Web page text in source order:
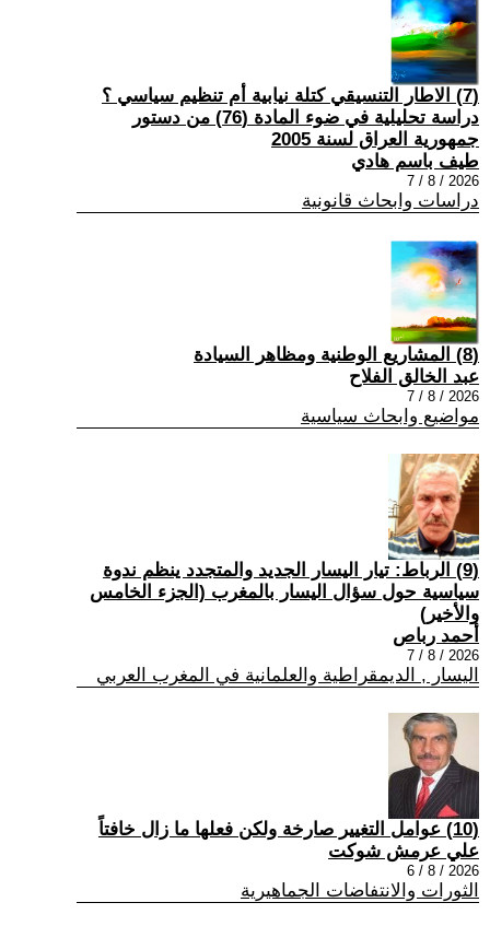
(7) الاطار التنسيقي كتلة نيابية أم تنظيم سياسي ؟
دراسة تحليلية في ضوء المادة (76) من دستور
جمهورية العراق لسنة 2005
طيف باسم هادي
2026 / 8 / 7
دراسات وابحاث قانونية
(8) المشاريع الوطنية ومظاهر السيادة
عبد الخالق الفلاح
2026 / 8 / 7
مواضيع وابحاث سياسية
(9) الرباط: تيار اليسار الجديد والمتجدد ينظم ندوة
سياسية حول سؤال اليسار بالمغرب (الجزء الخامس
والأخير)
أحمد رباص
2026 / 8 / 7
اليسار , الديمقراطية والعلمانية في المغرب العربي
(10) عوامل التغيير صارخة ولكن فعلها ما زال خافتاً
علي عرمش شوكت
2026 / 8 / 6
الثورات والانتفاضات الجماهيرية